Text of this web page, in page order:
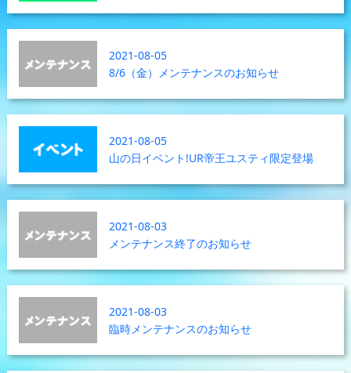
2021-08-05
8/6（金）メンテナンスのお知らせ
2021-08-05
山の日イベント!UR帝王ユスティ限定登場
2021-08-03
メンテナンス終了のお知らせ
2021-08-03
臨時メンテナンスのお知らせ